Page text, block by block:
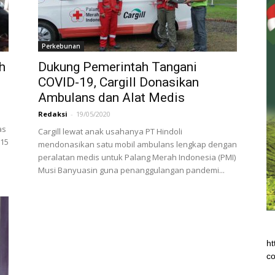
Perkebunan
Dukung Pemerintah Tangani
COVID-19, Cargill Donasikan
Ambulans dan Alat Medis
Redaksi - 19/05/2020
Cargill lewat anak usahanya PT Hindoli
mendonasikan satu mobil ambulans lengkap dengan
peralatan medis untuk Palang Merah Indonesia (PMI)
Musi Banyuasin guna penanggulangan pandemi...